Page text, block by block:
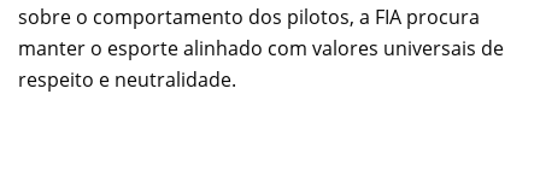
sobre o comportamento dos pilotos, a FIA procura
manter o esporte alinhado com valores universais de
respeito e neutralidade.